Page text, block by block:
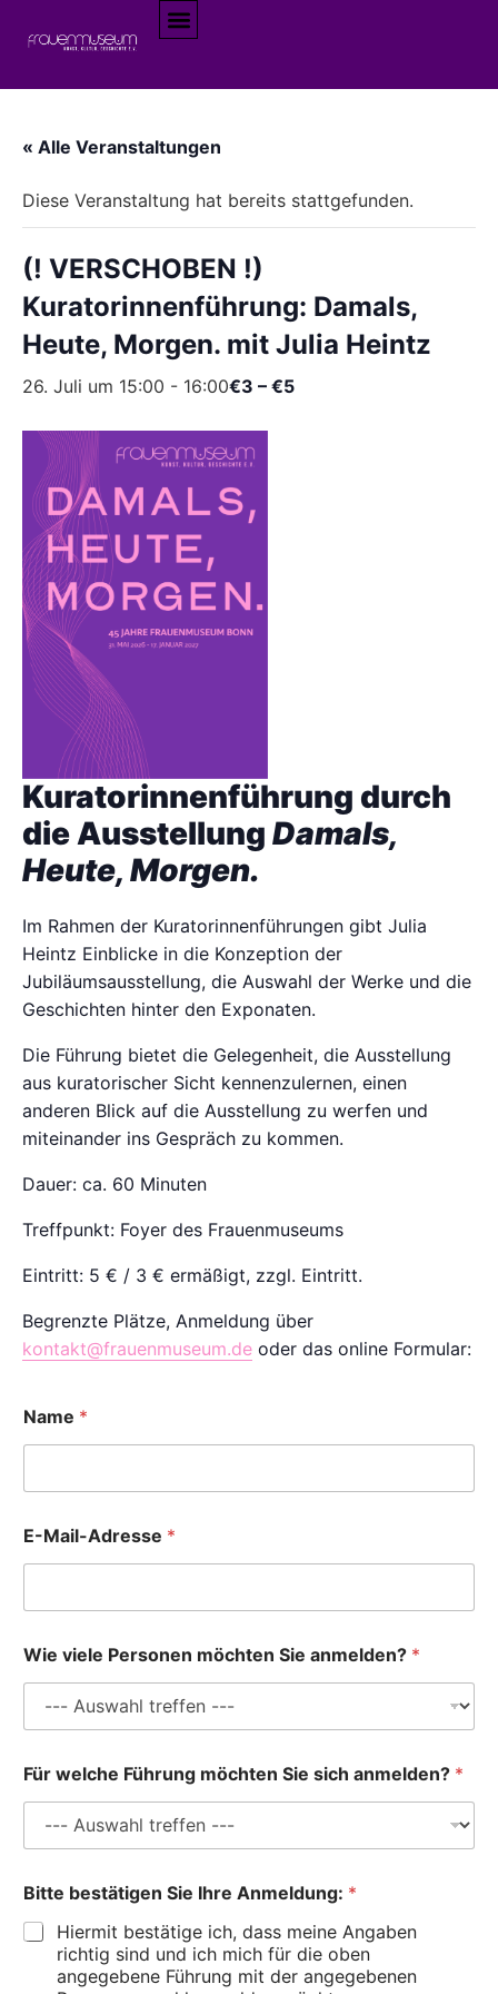
« Alle Veranstaltungen
Diese Veranstaltung hat bereits stattgefunden.
(! VERSCHOBEN !)
Kuratorinnenführung: Damals,
Heute, Morgen. mit Julia Heintz
26. Juli um 15:00 - 16:00€3 – €5
Kuratorinnenführung durch
die Ausstellung Damals,
Heute, Morgen.
Im Rahmen der Kuratorinnenführungen gibt Julia
Heintz Einblicke in die Konzeption der
Jubiläumsausstellung, die Auswahl der Werke und die
Geschichten hinter den Exponaten.
Die Führung bietet die Gelegenheit, die Ausstellung
aus kuratorischer Sicht kennenzulernen, einen
anderen Blick auf die Ausstellung zu werfen und
miteinander ins Gespräch zu kommen.
Dauer: ca. 60 Minuten
Treffpunkt: Foyer des Frauenmuseums
Eintritt: 5 € / 3 € ermäßigt, zzgl. Eintritt.
Begrenzte Plätze, Anmeldung über
kontakt@frauenmuseum.de oder das online Formular:
Name *
n
m
u
n
g
N
m
e
E-Mail-Adresse *
Wie viele Personen möchten Sie anmelden? *
Für welche Führung möchten Sie sich anmelden? *
Bitte bestätigen Sie Ihre Anmeldung: *
Hiermit bestätige ich, dass meine Angaben
richtig sind und ich mich für die oben
angegebene Führung mit der angegebenen